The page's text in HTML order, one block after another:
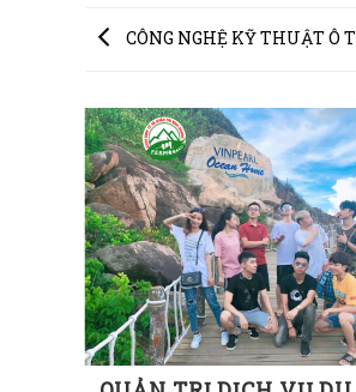
CÔNG NGHỆ KỸ THUẬT Ô